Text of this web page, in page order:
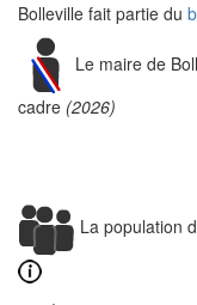
Bolleville fait partie du
Le maire de
cadre (2026)
La population